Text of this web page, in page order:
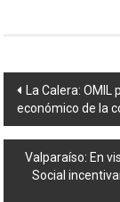
de
entradas
La Calera:
económico de la
Valparaíso: En
Social